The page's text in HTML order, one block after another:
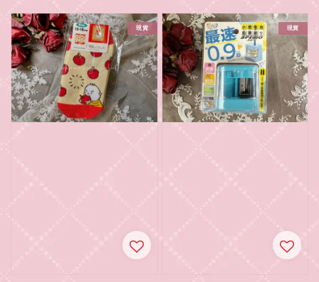
現貨 現貨